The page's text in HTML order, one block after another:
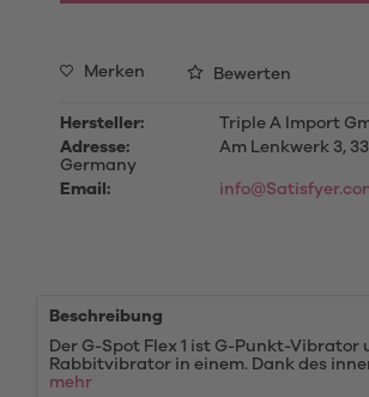
Merken Bewerten
Hersteller:
Triple A Import
Adresse:
Am Lenkwerk 3,
Germany
Email:
Beschreibung
Der G-Spot Flex 1 ist G-Punkt-Vibrator
Rabbitvibrator in einem. Dank des
mehr